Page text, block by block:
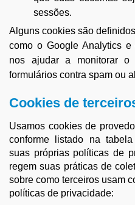
sessões.
Alguns cookies são
como o Google Analytics
nos ajudar a monitorar o
formulários contra spam ou
Cookies de
Usamos cookies de
conforme listado na
suas próprias políticas de
regem suas práticas de
sobre como terceiros usam
políticas de privacidade: